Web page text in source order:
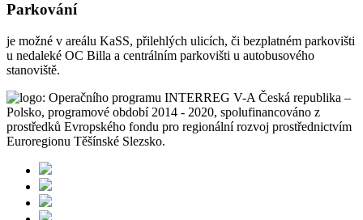
Parkování
je možné v areálu KaSS, přilehlých ulicích, či bezplatném parkovišti
u nedaleké OC Billa a centrálním parkovišti u autobusového
stanoviště.